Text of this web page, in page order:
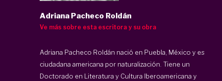
Adriana Pacheco Roldán
Ve más sobre esta escritora y su obra
Adriana Pacheco Roldán nació en Puebla, México y es
ciudadana americana por naturalización. Tiene un
Doctorado en Literatura y Cultura Iberoamericana y